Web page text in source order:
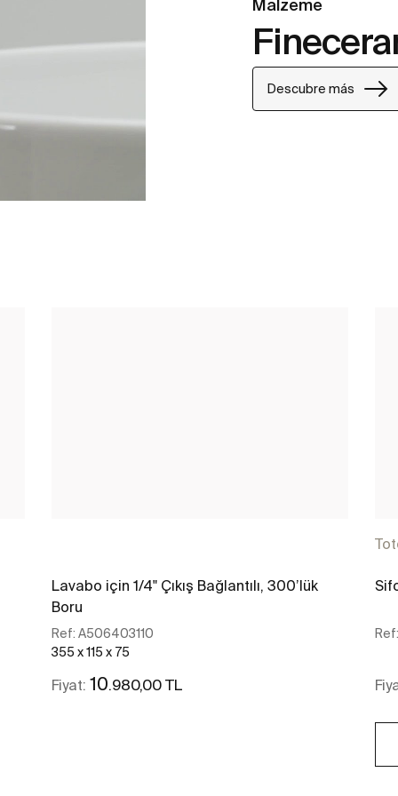
Malzeme
Descubre más
Lavabo için 1/4" Çıkış Bağlantılı, 300’lük
Boru
Ref: A506403110
355 x 115 x 75
Fiyat: 10 .980,00 TL
Ref: